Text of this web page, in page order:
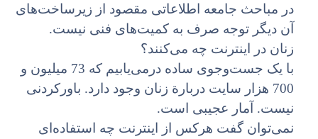
در مباحث جامعه اطلاعاتی مقصود از زیرساخت‌های
آن دیگر توجه صرف به کمیت‌های فنی نیست.
زنان در اینترنت چه می‌کنند؟
با یک جست‌وجوی ساده درمی‌یابیم که 73 میلیون و
700 هزار سایت دربارة زنان وجود دارد. باورکردنی
نیست. آمار عجیبی است.
نمی‌توان گفت هرکس از اینترنت چه استفاده‌ای